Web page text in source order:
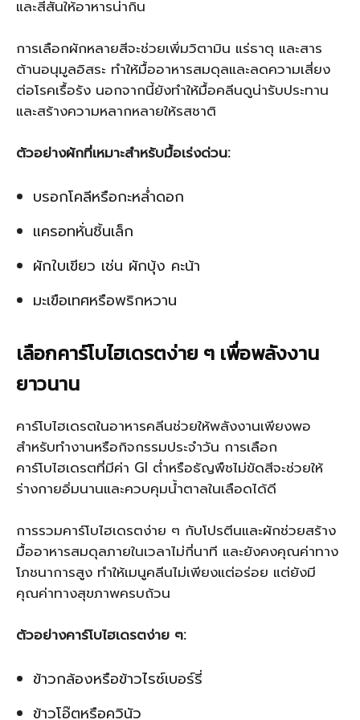
และสีสันให้อาหารน่ากิน
การเลือกผักหลายสีจะช่วยเพิ่มวิตามิน แร่ธาตุ และสาร
ต้านอนุมูลอิสระ ทำให้มื้ออาหารสมดุลและลดความเสี่ยง
ต่อโรคเรื้อรัง นอกจากนี้ยังทำให้มื้อคลีนดูน่ารับประทาน
และสร้างความหลากหลายให้รสชาติ
ตัวอย่างผักที่เหมาะสำหรับมื้อเร่งด่วน:
บรอกโคลีหรือกะหล่ำดอก
แครอทหั่นชิ้นเล็ก
ผักใบเขียว เช่น ผักบุ้ง คะน้า
มะเขือเทศหรือพริกหวาน
เลือกคาร์โบไฮเดรตง่าย ๆ เพื่อพลังงาน
ยาวนาน
คาร์โบไฮเดรตในอาหารคลีนช่วยให้พลังงานเพียงพอ
สำหรับทำงานหรือกิจกรรมประจำวัน การเลือก
คาร์โบไฮเดรตที่มีค่า GI ต่ำหรือธัญพืชไม่ขัดสีจะช่วยให้
ร่างกายอิ่มนานและควบคุมน้ำตาลในเลือดได้ดี
การรวมคาร์โบไฮเดรตง่าย ๆ กับโปรตีนและผักช่วยสร้าง
มื้ออาหารสมดุลภายในเวลาไม่กี่นาที และยังคงคุณค่าทาง
โภชนาการสูง ทำให้เมนูคลีนไม่เพียงแต่อร่อย แต่ยังมี
คุณค่าทางสุขภาพครบถ้วน
ตัวอย่างคาร์โบไฮเดรตง่าย ๆ:
ข้าวกล้องหรือข้าวไรซ์เบอร์รี่
ข้าวโอ๊ตหรือควินัว